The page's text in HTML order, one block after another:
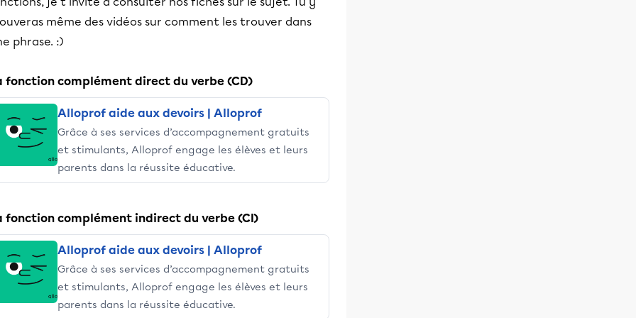
même des vidéos sur comment les trouver dans
phrase. :)
fonction complément direct du verbe (CD)
Alloprof aide aux devoirs | Alloprof
Grâce à ses services d’accompagnement gratuits
et stimulants, Alloprof engage les élèves et leurs
parents dans la réussite éducative.
fonction complément indirect du verbe (CI)
Alloprof aide aux devoirs | Alloprof
Grâce à ses services d’accompagnement gratuits
et stimulants, Alloprof engage les élèves et leurs
parents dans la réussite éducative.